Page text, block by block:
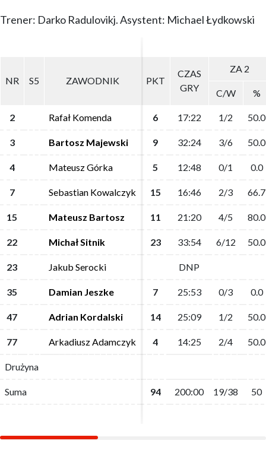
Trener: Darko Radulovikj. Asystent: Michael Łydkowski
NR S5 ZAWODNIK PKT
CZAS
GRY
ZA 2
C/W %
2 Rafał Komenda 6 17:22 1/2 50.0
3 Bartosz Majewski 9 32:24 3/6 50.0
4 Mateusz Górka 5 12:48 0/1 0.0
7 Sebastian Kowalczyk 15 16:46 2/3 66.7
15 Mateusz Bartosz 11 21:20 4/5 80.0
22 Michał Sitnik 23 33:54 6/12 50.0
23 Jakub Serocki DNP
35 Damian Jeszke 7 25:53 0/3 0.0
47 Adrian Kordalski 14 25:09 1/2 50.0
77 Arkadiusz Adamczyk 4 14:25 2/4 50.0
Drużyna
Suma 94 200:00 19/38 50
NR S5 ZAWODNIK PKT
CZAS
GRY
ZA 2
C/W %
2 Rafał Komenda 6 17:22 1/2 50.0
3 Bartosz Majewski 9 32:24 3/6 50.0
4 Mateusz Górka 5 12:48 0/1 0.0
7 Sebastian Kowalczyk 15 16:46 2/3 66.7
15 Mateusz Bartosz 11 21:20 4/5 80.0
22 Michał Sitnik 23 33:54 6/12 50.0
23 Jakub Serocki DNP
35 Damian Jeszke 7 25:53 0/3 0.0
47 Adrian Kordalski 14 25:09 1/2 50.0
77 Arkadiusz Adamczyk 4 14:25 2/4 50.0
Drużyna
Suma 94 200:00 19/38 50